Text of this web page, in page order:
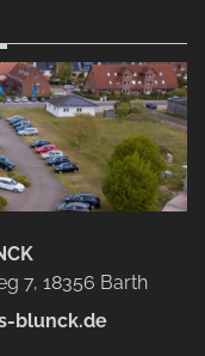
7, 18356 Barth
blunck.de